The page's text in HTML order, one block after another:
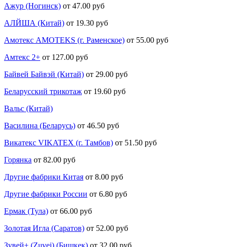
Ажур (Ногинск) от 47.00 руб
АЛЙША (Китай) от 19.30 руб
Амотекс AMOTEKS (г. Раменское) от 55.00 руб
Амтекс 2+ от 127.00 руб
Байвей Байвэй (Китай) от 29.00 руб
Беларусский трикотаж от 19.60 руб
Вальс (Китай)
Василина (Беларусь) от 46.50 руб
Викатекс VIKATEX (г. Тамбов) от 51.50 руб
Горянка от 82.00 руб
Другие фабрики Китая от 8.00 руб
Другие фабрики России от 6.80 руб
Ермак (Тула) от 66.00 руб
Золотая Игла (Саратов) от 52.00 руб
Зувей+ (Zuvei) (Бишкек) от 32.00 руб